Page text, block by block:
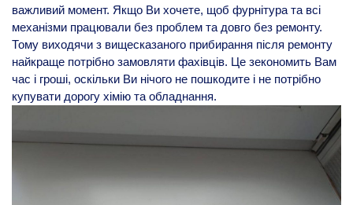
важливий момент. Якщо Ви хочете, щоб фурнітура та всі
механізми працювали без проблем та довго без ремонту.
Тому виходячи з вищесказаного прибирання після ремонту
найкраще потрібно замовляти фахівців. Це зекономить Вам
час і гроші, оскільки Ви нічого не пошкодите і не потрібно
купувати дорогу хімію та обладнання.